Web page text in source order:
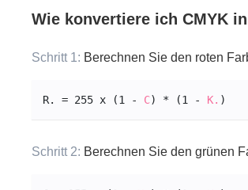
Wie konvertiere ich CMYK
Schritt 1: Berechnen Sie den roten
R. = 255 x (1 - C) * (1 - K. )
Schritt 2: Berechnen Sie den grünen